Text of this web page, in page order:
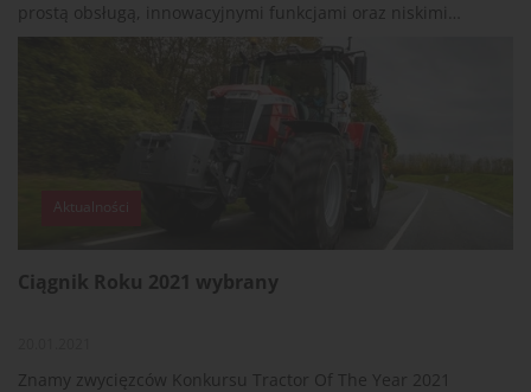
prostą obsługą, innowacyjnymi funkcjami oraz niskimi
kosztami użytkowania. Ze względu na niewielkie gabaryty
wśród hodowców bydła, a także w gospodarstwach
Aktualności
Ciągnik Roku 2021 wybrany
Znamy zwycięzców Konkursu Tractor Of The Year 2021